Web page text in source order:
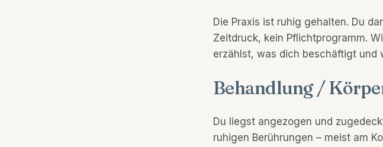
Die Praxis ist ruhig gehalten. Du
Zeitdruck, kein Pflichtprogramm.
erzählst, was dich beschäftigt und
Behandlung /
Du liegst angezogen und
ruhigen Berührungen – meist am